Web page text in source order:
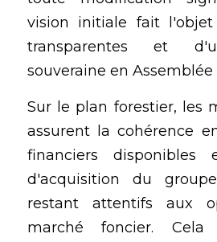
vision initiale fait l'objet
transparentes et
souveraine en Assemblée
Sur le plan forestier, les
assurent la cohérence
financiers
d'acquisition du
restant attentifs aux
marché foncier.